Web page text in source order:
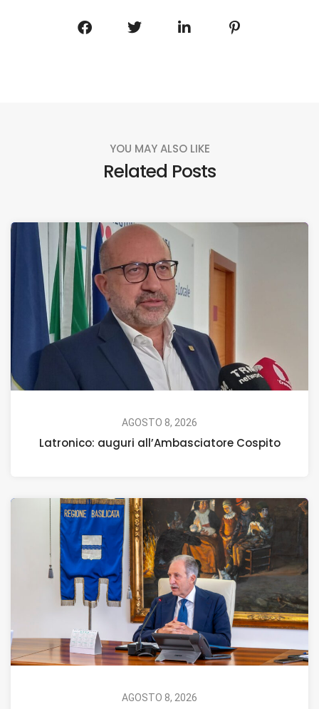
YOU MAY ALSO LIKE
Related Posts
AGOSTO 8, 2026
Latronico: auguri all’Ambasciatore Cospito
AGOSTO 8, 2026